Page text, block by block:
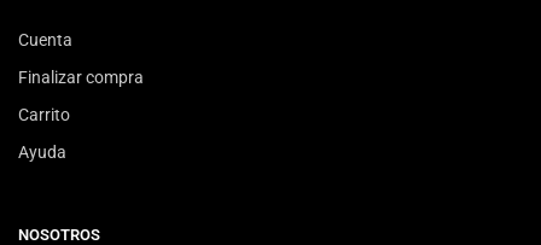
Cuenta
Finalizar compra
Carrito
Ayuda
NOSOTROS